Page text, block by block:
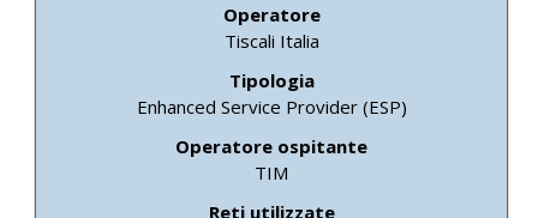
Tiscali Italia
Enhanced Service Provider (ESP)
TIM